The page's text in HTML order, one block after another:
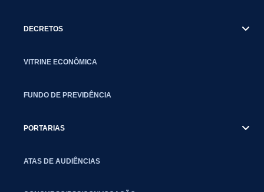
DECRETOS
VITRINE ECONÔMICA
FUNDO DE PREVIDÊNCIA
PORTARIAS
ATAS DE AUDIÊNCIAS